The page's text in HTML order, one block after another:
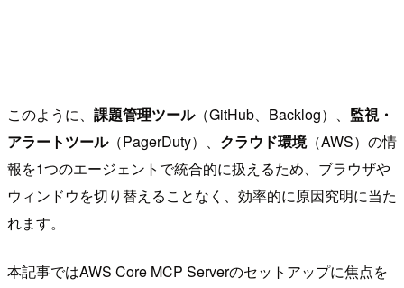
このように、 課題管理ツール（GitHub、Backlog）、 監視・
アラートツール（PagerDuty）、 クラウド環境（AWS）の情
報を1つのエージェントで統合的に扱えるため、ブラウザや
ウィンドウを切り替えることなく、効率的に原因究明に当た
れます。
本記事ではAWS Core MCP Serverのセットアップに焦点を